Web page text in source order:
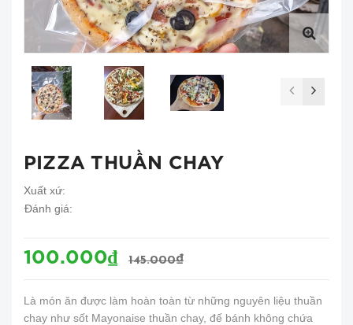
PIZZA THUẦN CHAY
Xuất xứ:
Đánh giá:
100.000₫ 145.000₫
Là món ăn được làm hoàn toàn từ những nguyên liệu thuần
chay như sốt Mayonaise thuần chay, đế bánh không chứa